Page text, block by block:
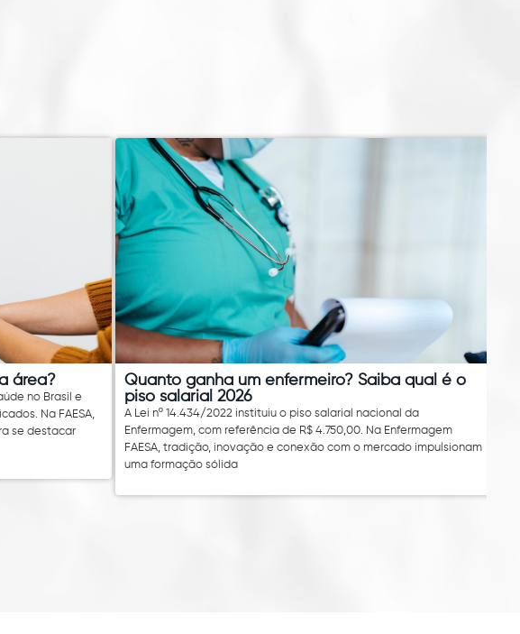
área?
no Brasil e
Na FAESA,
se destacar
Quanto ganha um enfermeiro? Saiba qual é o
piso salarial 2026
A Lei nº 14.434/2022 instituiu o piso salarial nacional da
Enfermagem, com referência de R$ 4.750,00. Na Enfermagem
FAESA, tradição, inovação e conexão com o mercado impulsionam
uma formação sólida